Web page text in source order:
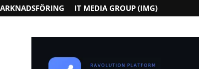
IT MEDIA GROUP (IMG)